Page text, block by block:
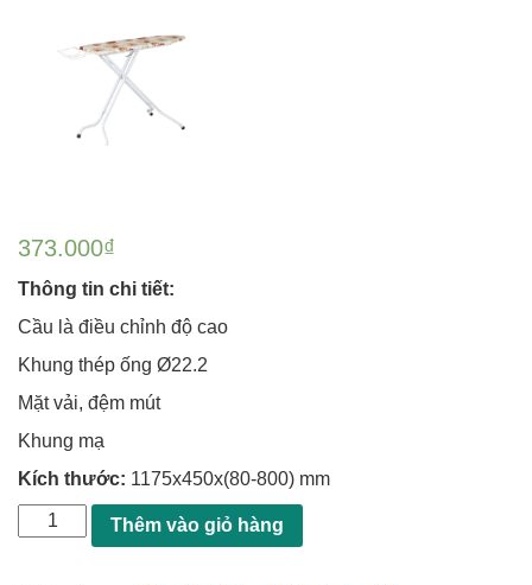
373.000₫
Thông tin chi tiết:
Cầu là điều chỉnh độ cao
Khung thép ống Ø22.2
Mặt vải, đệm mút
Khung mạ
Kích thước: 1175x450x(80-800) mm
Thêm vào giỏ hàng